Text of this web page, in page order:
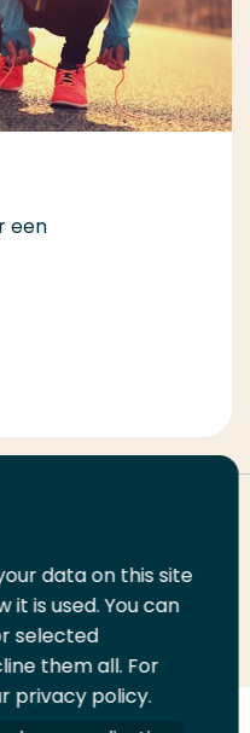
een
data on this site
is used. You can
selected
them all. For
privacy policy.